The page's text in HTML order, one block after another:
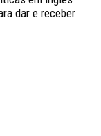
dar e receber